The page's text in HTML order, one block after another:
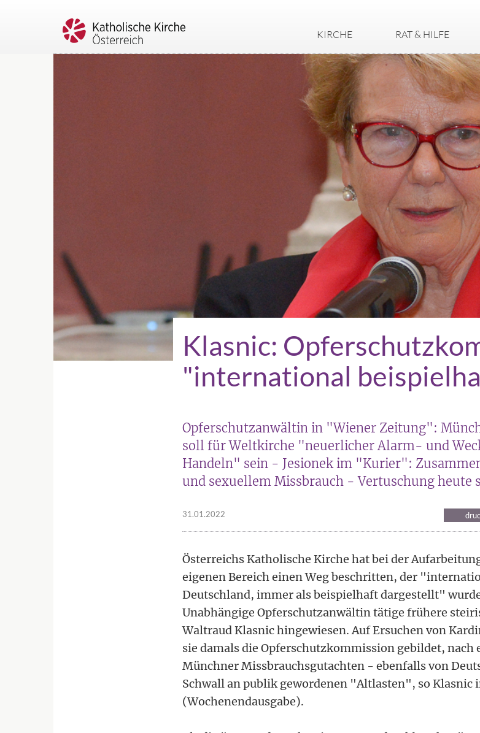
KIRCHE RAT & HILFE
Klasnic:
"international
Opferschutzanwältin in "Wiener Zeitung":
soll für Weltkirche "neuerlicher Alarm- und
Handeln" sein - Jesionek im "Kurier":
und sexuellem Missbrauch - Vertuschung heute
31.01.2022
Österreichs Katholische Kirche hat bei der
eigenen Bereich einen Weg beschritten, der
Deutschland, immer als beispielhaft dargestellt"
Unabhängige Opferschutzanwältin tätige frühere
Waltraud Klasnic hingewiesen. Auf Ersuchen von
sie damals die Opferschutzkommission gebildet,
Münchner Missbrauchsgutachten - ebenfalls von
Schwall an publik gewordenen "Altlasten", so Klasnic
(Wochenendausgabe).